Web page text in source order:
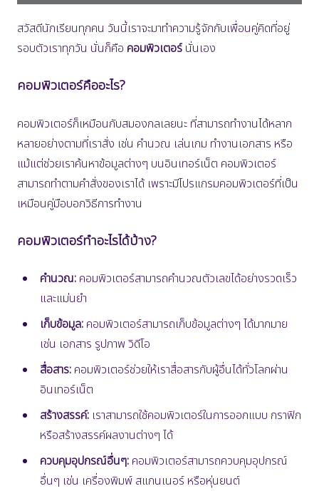
สวัสดีนักเรียนทุกคน วันนี้เราจะมาทำความรู้จักกับเพื่อนคู่คิดที่อยู่
รอบตัวเราทุกวัน นั่นก็คือ คอมพิวเตอร์ นั่นเอง
คอมพิวเตอร์คืออะไร?
คอมพิวเตอร์ก็เหมือนกับสมองกลเลยนะ ที่สามารถทำงานได้หลาก
หลายอย่างตามที่เราสั่ง เช่น คำนวณ เล่นเกม ทำงานเอกสาร หรือ
แม้แต่ช่วยเราค้นหาข้อมูลต่างๆ บนอินเทอร์เน็ต คอมพิวเตอร์
สามารถทำตามคำสั่งของเราได้ เพราะมีโปรแกรมคอมพิวเตอร์ที่เป็น
เหมือนคู่มือบอกวิธีการทำงาน
คอมพิวเตอร์ทำอะไรได้บ้าง?
คำนวณ: คอมพิวเตอร์สามารถคำนวณตัวเลขได้อย่างรวดเร็ว
และแม่นยำ
เก็บข้อมูล: คอมพิวเตอร์สามารถเก็บข้อมูลต่างๆ ได้มากมาย
เช่น เอกสาร รูปภาพ วิดีโอ
สื่อสาร: คอมพิวเตอร์ช่วยให้เราสื่อสารกับผู้อื่นได้ทั่วโลกผ่าน
อินเทอร์เน็ต
สร้างสรรค์: เราสามารถใช้คอมพิวเตอร์ในการออกแบบ กราฟิก
หรือสร้างสรรค์ผลงานต่างๆ ได้
ควบคุมอุปกรณ์อื่นๆ: คอมพิวเตอร์สามารถควบคุมอุปกรณ์
อื่นๆ เช่น เครื่องพิมพ์ สแกนเนอร์ หรือหุ่นยนต์